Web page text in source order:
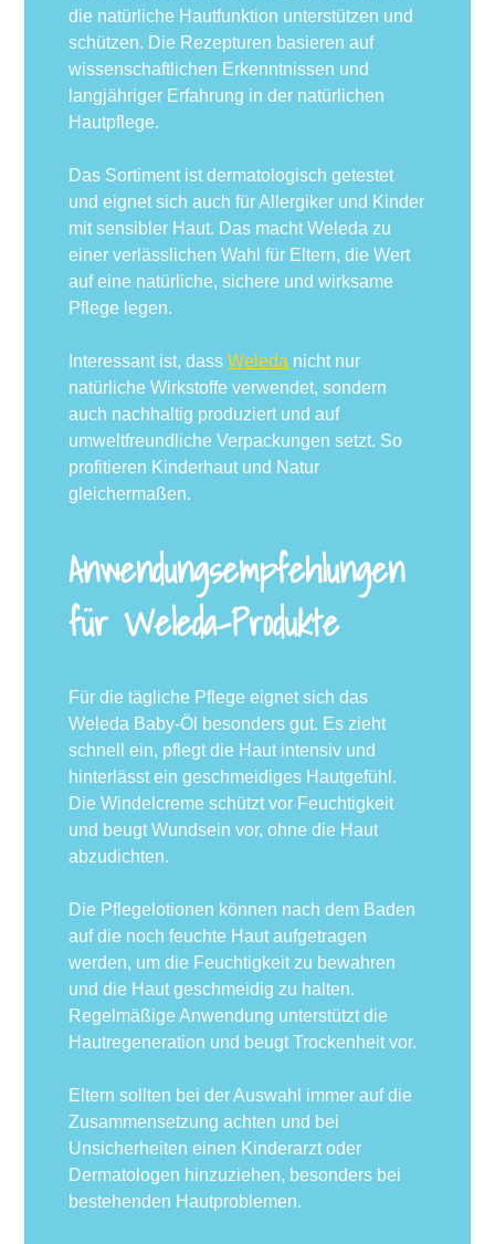
die natürliche Hautfunktion unterstützen und
schützen. Die Rezepturen basieren auf
wissenschaftlichen Erkenntnissen und
langjähriger Erfahrung in der natürlichen
Hautpflege.
Das Sortiment ist dermatologisch getestet
und eignet sich auch für Allergiker und Kinder
mit sensibler Haut. Das macht Weleda zu
einer verlässlichen Wahl für Eltern, die Wert
auf eine natürliche, sichere und wirksame
Pflege legen.
Interessant ist, dassWeleda nicht nur
natürliche Wirkstoffe verwendet, sondern
auch nachhaltig produziert und auf
umweltfreundliche Verpackungen setzt. So
profitieren Kinderhaut und Natur
gleichermaßen.
Anwendungsempfehlungen
für Weleda-Produkte
Für die tägliche Pflege eignet sich das
Weleda Baby-Öl besonders gut. Es zieht
schnell ein, pflegt die Haut intensiv und
hinterlässt ein geschmeidiges Hautgefühl.
Die Windelcreme schützt vor Feuchtigkeit
und beugt Wundsein vor, ohne die Haut
abzudichten.
Die Pflegelotionen können nach dem Baden
auf die noch feuchte Haut aufgetragen
werden, um die Feuchtigkeit zu bewahren
und die Haut geschmeidig zu halten.
Regelmäßige Anwendung unterstützt die
Hautregeneration und beugt Trockenheit vor.
Eltern sollten bei der Auswahl immer auf die
Zusammensetzung achten und bei
Unsicherheiten einen Kinderarzt oder
Dermatologen hinzuziehen, besonders bei
bestehenden Hautproblemen.